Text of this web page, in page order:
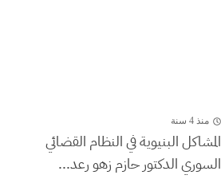
منذ 4 سنة
المشاكل البنيوية في النظام القضائي
السوري الدكتور حازم زهو رعد...